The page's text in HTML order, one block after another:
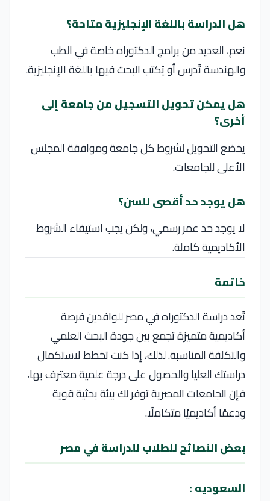
هل الدراسة باللغة الإنجليزية متاحة؟
نعم، العديد من برامج الدكتوراه خاصة في الطب
والهندسة تُدرس أو يُكتب البحث فيها باللغة الإنجليزية.
هل يمكن تحويل التسجيل من جامعة إلى
أخرى؟
يخضع التحويل لشروط كل جامعة وموافقة المجلس
الأعلى للجامعات.
هل يوجد حد أقصى للسن؟
لا يوجد حد عمر رسمي، ولكن يجب استيفاء الشروط
الأكاديمية كاملة.
خاتمة
تُعد دراسة الدكتوراه في مصر للوافدين فرصة
أكاديمية متميزة تجمع بين جودة البحث العلمي
والتكلفة المناسبة. لذلك، إذا كنت تخطط لاستكمال
دراستك العليا والحصول على درجة علمية معترف بها،
فإن الجامعات المصرية توفر لك بيئة بحثية قوية
ودعمًا أكاديميًا متكاملًا.
بعض النصائح للطلاب للدراسة في مصر
السعوديه :